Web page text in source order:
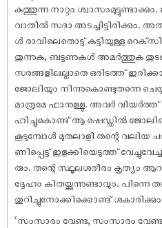
കുത്തുന്ന നാറ്റം
വാതിൽ സദാ അടച്ചിട്ടിരിക്കും.
ൾ രാവിലെതൊട്ട് കട്ടിയുള്ള
തുന്നുക, ബട്ടണുകൾ അമർത്തുക
സരങ്ങളിലല്ലാതെ ഒരിടത്ത്
ജോലിയും നിന്നുകൊണ്ടുതന്നെ
മാത്രമേ ഫാനുള്ളു. അവർ വിയർത്ത്
ഹിച്ചുകൊണ്ട് ആ ഷെഡ്ഡിൽ
കൂടുമ്പോൾ മുതലാളി തന്റെ വലിയ
ണിപ്പെട്ട് ഇളക്കിയെടുത്ത്
രും. തന്റെ സ്ഥൂലശരീരം കൃത്യം
ദ്ദേഹം കിതയ്ക്കുന്നുണ്ടാവും. പിന്നെ
തുറിച്ചുനോക്കിക്കൊണ്ട്
‘സംസാരം വേണ്ട, സംസാരം